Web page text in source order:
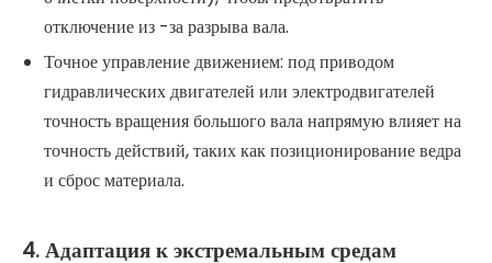
отключение из -за разрыва вала.
Точное управление движением: под приводом
гидравлических двигателей или электродвигателей
точность вращения большого вала напрямую влияет на
точность действий, таких как позиционирование ведра
и сброс материала.
4. Адаптация к экстремальным средам